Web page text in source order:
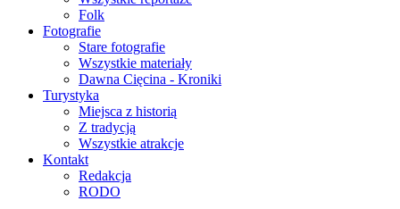
Folk
Fotografie
Stare fotografie
Wszystkie materiały
Dawna Cięcina - Kroniki
Turystyka
Miejsca z historią
Z tradycją
Wszystkie atrakcje
Kontakt
Redakcja
RODO